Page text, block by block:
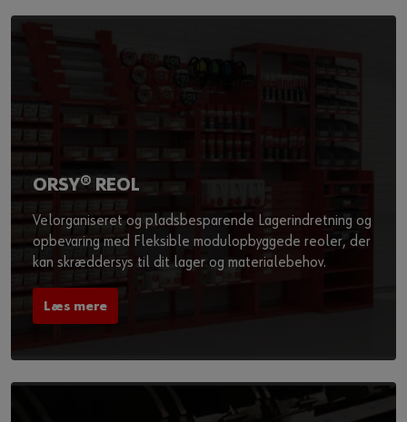
ORSY® REOL
Velorganiseret og pladsbesparende Lagerindretning og
opbevaring med Fleksible modulopbyggede reoler, der
kan skræddersys til dit lager og materialebehov.
Læs mere